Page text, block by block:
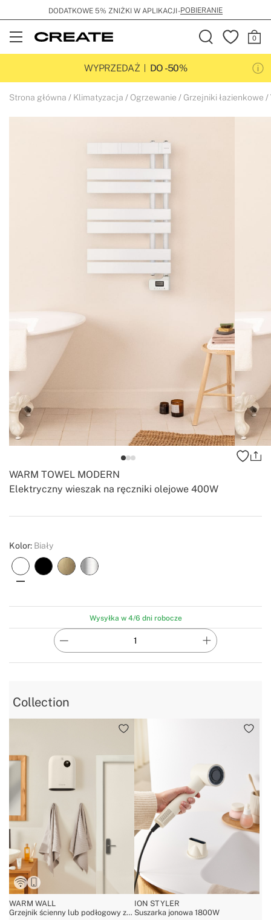
DODATKOWE 5% ZNIŻKI W APLIKACJI -POBIERANIE
Open
Menu
WYPRZEDAŻ
DO -50%
Strona główna Klimatyzacja Ogrzewanie Grzejniki łazienkowe
Elektryczny wieszak na ręczniki olejowe 400W
WARM TOWEL MODERN
Create
Kolor: Biały
Wysyłka w 4/6 dni robocze
Collection
WARM WALL
Grzejnik ścienny lub podłogowy z
ION STYLER
Suszarka jonowa 1800W